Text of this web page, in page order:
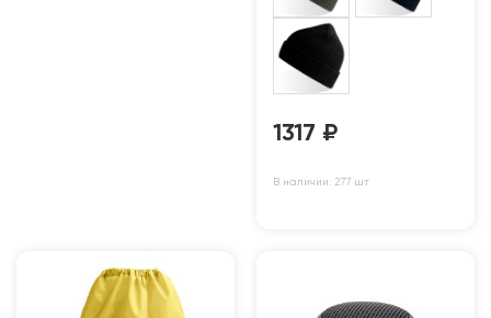
1317 ₽
В наличии: 277 шт